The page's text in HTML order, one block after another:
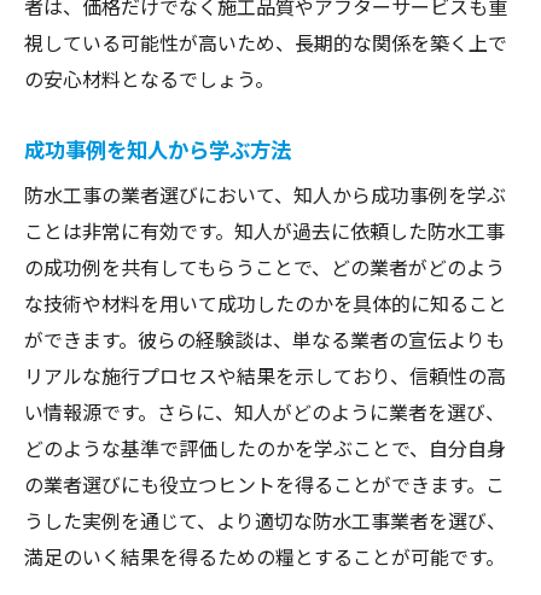
者は、価格だけでなく施工品質やアフターサービスも重
視している可能性が高いため、長期的な関係を築く上で
の安心材料となるでしょう。
成功事例を知人から学ぶ方法
防水工事の業者選びにおいて、知人から成功事例を学ぶ
ことは非常に有効です。知人が過去に依頼した防水工事
の成功例を共有してもらうことで、どの業者がどのよう
な技術や材料を用いて成功したのかを具体的に知ること
ができます。彼らの経験談は、単なる業者の宣伝よりも
リアルな施行プロセスや結果を示しており、信頼性の高
い情報源です。さらに、知人がどのように業者を選び、
どのような基準で評価したのかを学ぶことで、自分自身
の業者選びにも役立つヒントを得ることができます。こ
うした実例を通じて、より適切な防水工事業者を選び、
満足のいく結果を得るための糧とすることが可能です。